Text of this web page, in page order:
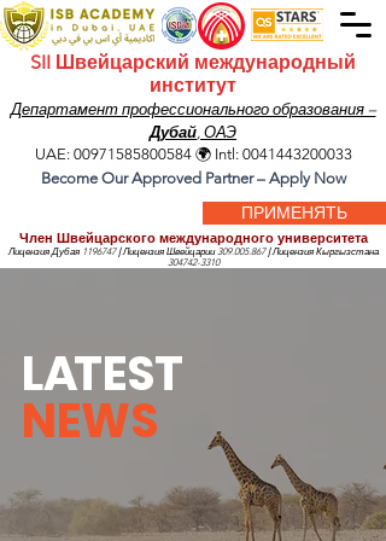
SII Швейцарский международный
институт
Департамент профессионального образования –
Дубай, ОАЭ
ПРИМЕНЯТЬ
Член Швейцарского международного университета
Лицензия Дубая 1196747 |Лицензия Швейцарии309.005.867 |Лицензия Кыргызстана
304742-3310
UAE: 00971585800584🌍 Intl: 0041443200033
Become Our Approved Partner – Apply Now
LATEST
NEWS